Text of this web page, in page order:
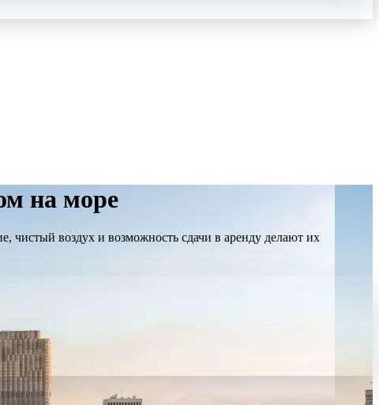
на море
чистый воздух и возможность сдачи в аренду делают их